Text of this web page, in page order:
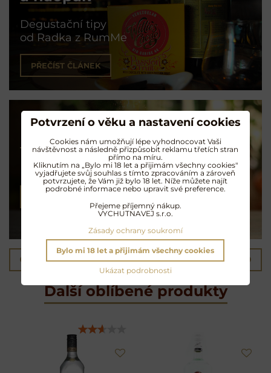
Degustační tipy
od Radka z RumMe
PŘEČÍST ČLÁNEK
Koktejly na rumu
Exotické opojení
Předchozí produkt Následující produkt
Další oblíbené produkty
Potvrzení o věku a nastavení cookies
Cookies nám umožňují lépe vyhodnocovat Vaši
návštěvnost a následně přizpůsobit reklamu třetích stran
přímo na míru.
Kliknutím na „Bylo mi 18 let a přijimám všechny cookies"
vyjadřujete svůj souhlas s tímto zpracováním a zároveň
potvrzujete, že Vám již bylo 18 let. Níže můžete najít
podrobné informace nebo upravit své preference.
Přejeme příjemný nákup.
VYCHUTNAVEJ s.r.o.
Zásady ochrany soukromí
Ukázat podrobnosti
Bylo mi 18 let a přijimám všechny cookies